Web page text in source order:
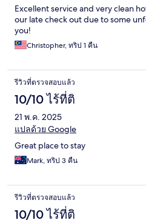
Excellent service and very clean
our late check out due to some
you!
Christopher, ทริป 1 คืน
รีวิวที่ตรวจสอบแล้ว
10/10 ไร้ที่ติ
21 พ.ค. 2025
แปลด้วย Google
Great place to stay
Mark, ทริป 3 คืน
รีวิวที่ตรวจสอบแล้ว
10/10 ไร้ที่ติ